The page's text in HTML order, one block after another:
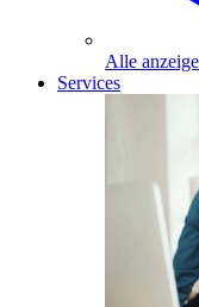
Alle
Services